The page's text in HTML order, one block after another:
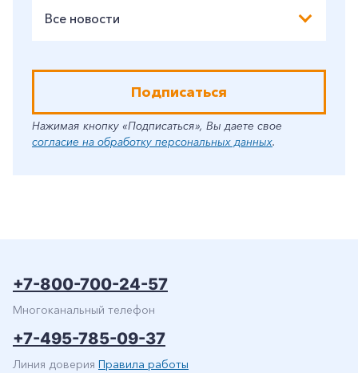
Все новости
Подписаться
Нажимая кнопку «Подписаться», Вы даете свое
согласие на обработку персональных данных.
+7-800-700-24-57
Многоканальный телефон
+7-495-785-09-37
Линия доверия Правила работы